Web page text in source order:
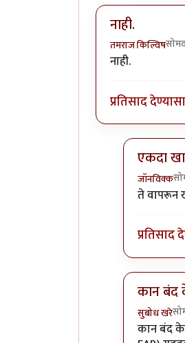
नाही.
तमराज किल्विष
नाही.
प्रतिसाद
एकदा
जॉनविक्क
In reply
ते वापरून
प्रतिसाद
कान बंद
सुबोध खरे
In reply
कान बंद